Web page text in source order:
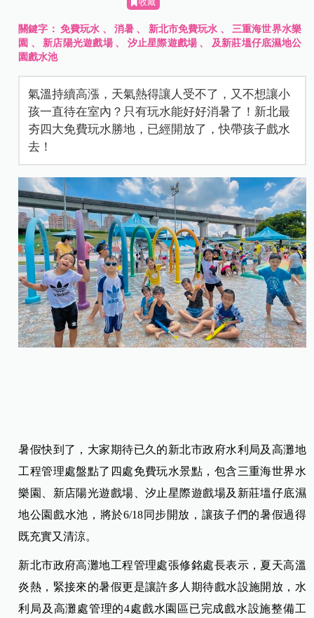
收藏
關鍵字： 免費玩水 、 消暑 、 新北市免費玩水 、 三重海世界水樂
園 、 新店陽光遊戲場、 汐止星際遊戲場 、 及新莊塭仔底濕地公
園戲水池
氣溫持續高漲，天氣熱得讓人受不了，又不想讓小
孩一直待在室內？只有玩水能好好消暑了！新北最
夯四大免費玩水勝地，已經開放了，快帶孩子戲水
去！
暑假快到了，大家期待已久的新北市政府水利局及高灘地
工程管理處盤點了四處免費玩水景點，包含三重海世界水
樂園、新店陽光遊戲場、汐止星際遊戲場及新莊塭仔底濕
地公園戲水池，將於6/18同步開放，讓孩子們的暑假過得
既充實又清涼。
新北市政府高灘地工程管理處張修銘處長表示，夏天高溫
炎熱，緊接來的暑假更是讓許多人期待戲水設施開放，水
利局及高灘處管理的4處戲水園區已完成戲水設施整備工